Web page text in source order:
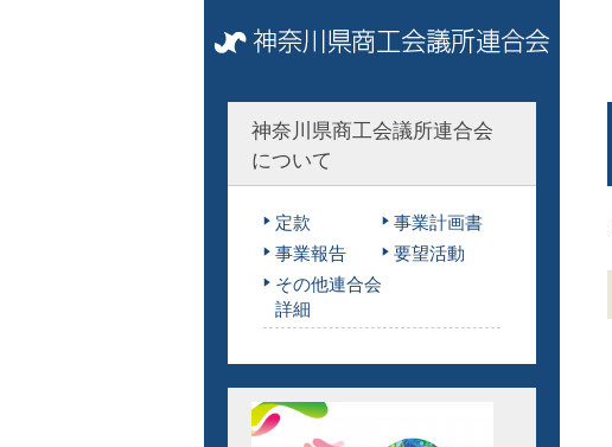
神奈川県商工会議所連合会
について
定款
事業計画書
事業報告
要望活動
その他連合会
詳細